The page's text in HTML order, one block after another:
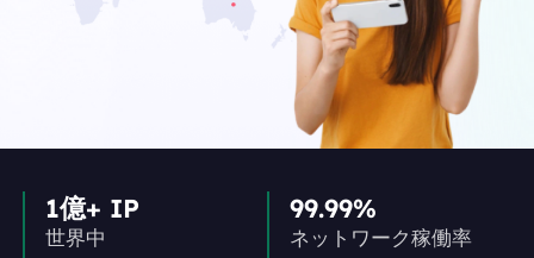
1億+ IP
世界中
99.99%
ネットワーク稼働率